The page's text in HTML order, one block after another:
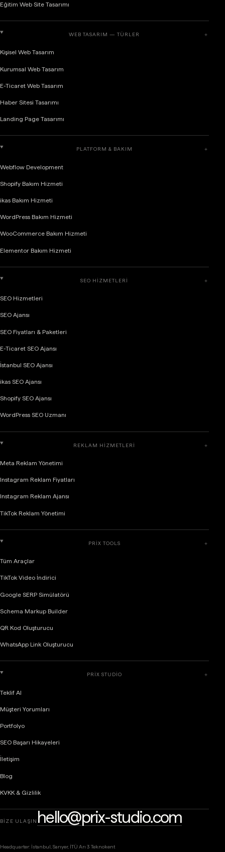
Eğitim Web Site Tasarımı
WEB TASARIM — TÜRLER ＋
Kişisel Web Tasarım
Kurumsal Web Tasarım
E-Ticaret Web Tasarım
Haber Sitesi Tasarımı
Landing Page Tasarımı
PLATFORM & BAKIM ＋
Webflow Development
Shopify Bakım Hizmeti
ikas Bakım Hizmeti
WordPress Bakım Hizmeti
WooCommerce Bakım Hizmeti
Elementor Bakım Hizmeti
SEO HIZMETLERI ＋
SEO Hizmetleri
SEO Ajansı
SEO Fiyatları & Paketleri
E-Ticaret SEO Ajansı
İstanbul SEO Ajansı
ikas SEO Ajansı
Shopify SEO Ajansı
WordPress SEO Uzmanı
REKLAM HIZMETLERI ＋
Meta Reklam Yönetimi
Instagram Reklam Fiyatları
Instagram Reklam Ajansı
TikTok Reklam Yönetimi
PRIX TOOLS ＋
Tüm Araçlar
TikTok Video İndirici
Google SERP Simülatörü
Schema Markup Builder
QR Kod Oluşturucu
WhatsApp Link Oluşturucu
PRIX STUDIO ＋
Teklif Al
Müşteri Yorumları
Portfolyo
SEO Başarı Hikayeleri
İletişim
Blog
KVKK & Gizlilik
BİZE ULAŞIN hello@prix-studio.com
Headquarter: İstanbul, Sarıyer, İTÜ Arı 3 Teknokent